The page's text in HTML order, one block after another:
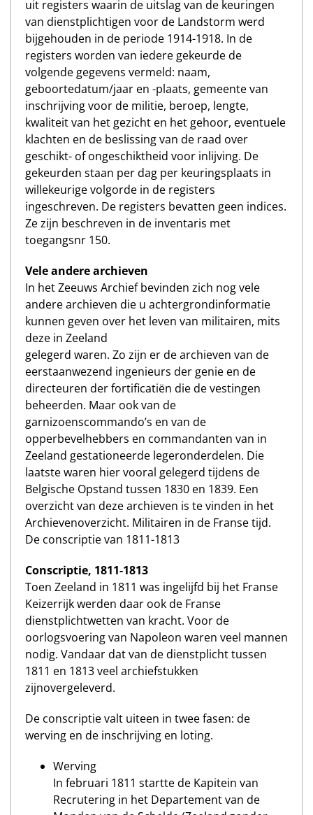
uit registers waarin de uitslag van de keuringen
van dienstplichtigen voor de Landstorm werd
bijgehouden in de periode 1914-1918. In de
registers worden van iedere gekeurde de
volgende gegevens vermeld: naam,
geboortedatum/jaar en -plaats, gemeente van
inschrijving voor de militie, beroep, lengte,
kwaliteit van het gezicht en het gehoor, eventuele
klachten en de beslissing van de raad over
geschikt- of ongeschiktheid voor inlijving. De
gekeurden staan per dag per keuringsplaats in
willekeurige volgorde in de registers
ingeschreven. De registers bevatten geen indices.
Ze zijn beschreven in de inventaris met
toegangsnr 150.
Vele andere archieven
In het Zeeuws Archief bevinden zich nog vele
andere archieven die u achtergrondinformatie
kunnen geven over het leven van militairen, mits
deze in Zeeland
gelegerd waren. Zo zijn er de archieven van de
eerstaanwezend ingenieurs der genie en de
directeuren der fortificatiën die de vestingen
beheerden. Maar ook van de
garnizoenscommando’s en van de
opperbevelhebbers en commandanten van in
Zeeland gestationeerde legeronderdelen. Die
laatste waren hier vooral gelegerd tijdens de
Belgische Opstand tussen 1830 en 1839. Een
overzicht van deze archieven is te vinden in het
Archievenoverzicht. Militairen in de Franse tijd.
De conscriptie van 1811-1813
Conscriptie, 1811-1813
Toen Zeeland in 1811 was ingelijfd bij het Franse
Keizerrijk werden daar ook de Franse
dienstplichtwetten van kracht. Voor de
oorlogsvoering van Napoleon waren veel mannen
nodig. Vandaar dat van de dienstplicht tussen
1811 en 1813 veel archiefstukken
zijnovergeleverd.
De conscriptie valt uiteen in twee fasen: de
werving en de inschrijving en loting.
Werving
In februari 1811 startte de Kapitein van
Recrutering in het Departement van de